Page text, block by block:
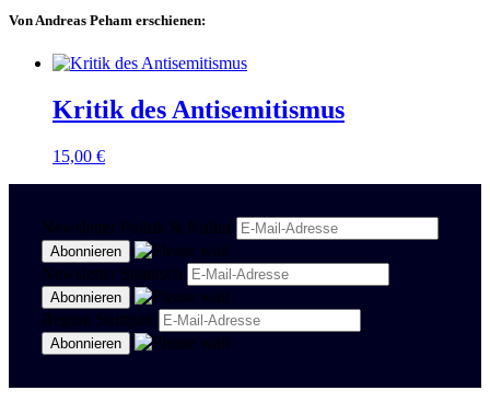
Von Andreas Peham erschienen:
Kritik des Antisemitismus
15,00 €
Newsletter Politik & Kultur
Newsletter Spanisch
Region Stuttgart